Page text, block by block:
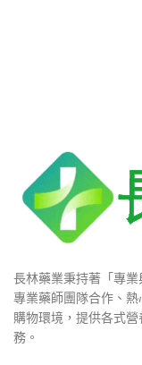
長林藥業秉持著「專
專業藥師團隊合作、
購物環境，提供各式
務。